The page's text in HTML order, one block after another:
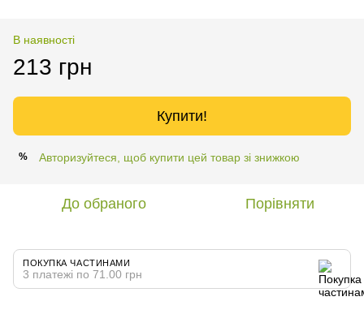
В наявності
213 грн
Купити!
% Авторизуйтеся, щоб купити цей товар зі знижкою
До обраного Порівняти
ПОКУПКА ЧАСТИНАМИ
3 платежі по 71.00 грн